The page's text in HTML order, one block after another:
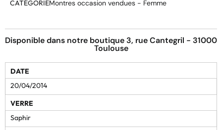
CATÉGORIEMontres occasion vendues - Femme
Disponible dans notre boutique 3, rue Cantegril - 31000
Toulouse
DATE
20/04/2014
VERRE
Saphir